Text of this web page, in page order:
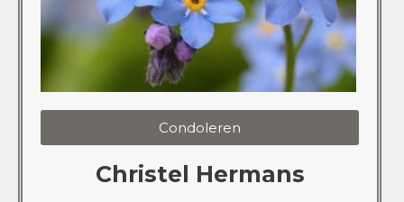
Condoleren
Christel Hermans